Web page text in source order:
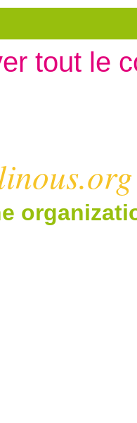
tout le